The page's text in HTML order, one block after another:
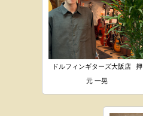
ドルフィンギターズ大阪店
押
元 一晃